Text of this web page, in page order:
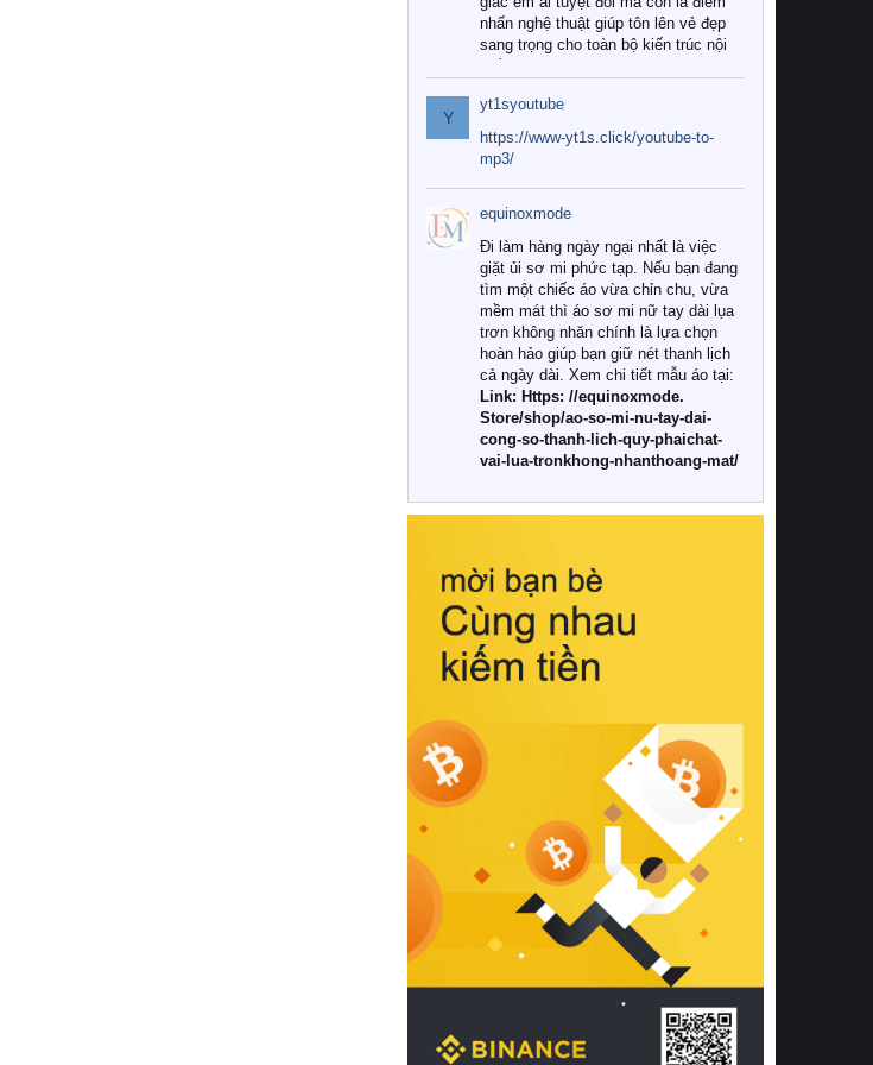
nhấn nghệ thuật giúp tôn lên vẻ đẹp
sang trọng cho toàn bộ kiến trúc nội
Tuy nhiên, giữa thị trường đa dạng
với vô vàn thương hiệu và mẫu mã
như hiện nay, làm thế nào để chọn
được những bộ chăn ga gối đệm cao
cấp thực sự chất lượng, phù hợp với
khí hậu và nhu cầu sử dụng của gia
đình? Hãy cùng chúng tôi đi tìm lời
giải đáp chi tiết qua bài viết dưới đây.
1. Tại sao các gia đình hiện đại lại ưa
chuộng chăn ga gối đệm cao cấp?
Khác với các dòng sản phẩm thông
thường, những bộ chăn ga gối đệm
cao cấp trải qua quy trình sản xuất
nghiêm ngặt từ khâu chọn lọc nguyên
liệu tự nhiên đến công nghệ dệt
nhuộm hiện đại không chứa hóa chất
này, bạn sẽ cảm nhận rõ rệt sự khác
hồi chuẩn xác của phần đệm nâng đỡ
cột sống.
Bên cạnh đó, việc lựa chọn các dòng
sản phẩm đạt chuẩn chất lượng quốc
tế còn giúp ngăn ngừa tình trạng kích
khuẩn và nấm mốc trong điều kiện
thời tiết nóng ẩm. Bạn có thể tìm hiểu
thêm các nghiên cứu khoa học về tác
động của giấc ngủ và môi trường
phòng ngủ đối với sức khỏe con
người tại Sleep Foundation (External
Link) để có cái nhìn toàn diện hơn.
2. Các tiêu chí vàng khi lựa chọn
chăn ga gối đệm cao cấp cho phòng
ngủ
Để sở hữu một bộ chăn ga gối đệm
cao cấp hoàn hảo cả về thẩm mỹ lẫn
công năng, người tiêu dùng cần cân
nhắc kỹ lưỡng các tiêu chí quan trọng
Y
yt1syoutube
https://www-yt1s.click/youtube-to-
mp3/
equinoxmode
Đi làm hàng ngày ngại nhất là việc
giặt ủi sơ mi phức tạp. Nếu bạn đang
tìm một chiếc áo vừa chỉn chu, vừa
mềm mát thì áo sơ mi nữ tay dài lụa
trơn không nhăn chính là lựa chọn
hoàn hảo giúp bạn giữ nét thanh lịch
cả ngày dài. Xem chi tiết mẫu áo tại:
Link: Https: //equinoxmode.
Store/shop/ao-so-mi-nu-tay-dai-
cong-so-thanh-lich-quy-phaichat-
vai-lua-tronkhong-nhanthoang-mat/